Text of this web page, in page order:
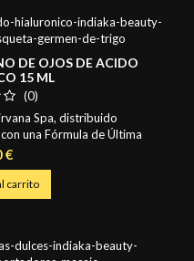
DE OJOS DE ACIDO
15 ML
(0)
Spa, distribuido
una Fórmula de Última
y Lineas de Expresión.
Dulces, Aceite de Rosa
y Ácido Hialuronico de Bajo
Aplicar mediante...
€
carrito